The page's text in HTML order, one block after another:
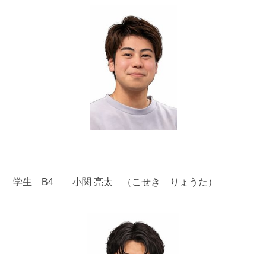
学生 B4 小関 亮太 （こせき りょうた）